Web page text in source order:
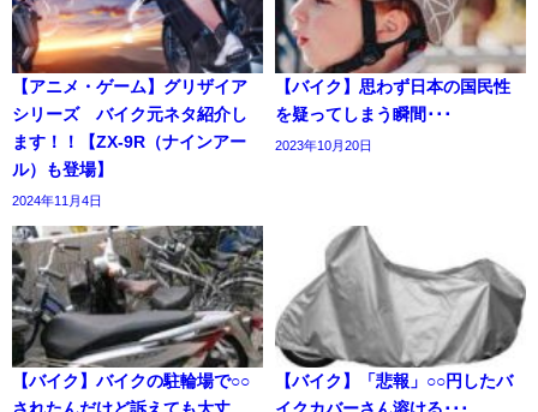
【アニメ・ゲーム】グリザイア
シリーズ バイク元ネタ紹介し
ます！！【ZX-9R（ナインアー
ル）も登場】
2024年11月4日
【バイク】思わず日本の国民性
を疑ってしまう瞬間･･･
2023年10月20日
【バイク】バイクの駐輪場で○○
されたんだけど訴えても大丈
【バイク】「悲報」○○円したバ
イクカバーさん溶ける･･･